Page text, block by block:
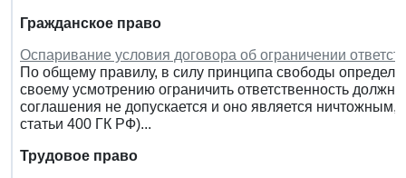
Гражданское право
Оспаривание условия договора об ограничении
По общему правилу, в силу принципа свободы
своему усмотрению ограничить ответственность
соглашения не допускается и оно является ничтожным,
статьи 400 ГК РФ)...
Трудовое право